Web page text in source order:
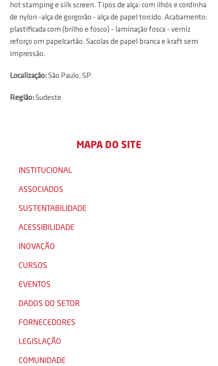
hot stamping e silk screen. Tipos de alça: com ilhós e cordinha
de nylon -alça de gorgorão - alça de papel torcido. Acabamento:
plastificada com (brilho e fosco) - laminação fosca - verniz
reforço om papelcartão. Sacolas de papel branca e kraft sem
impressão.
Localização:São Paulo, SP
Região:Sudeste
MAPA DO SITE
INSTITUCIONAL
ASSOCIADOS
SUSTENTABILIDADE
ACESSIBILIDADE
INOVAÇÃO
CURSOS
EVENTOS
DADOS DO SETOR
FORNECEDORES
LEGISLAÇÃO
COMUNIDADE